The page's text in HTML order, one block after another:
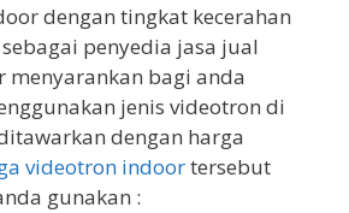
dengan tingkat kecerahan
penyedia jasa jual
menyarankan bagi anda
jenis videotron di
dengan harga
videotron indoortersebut
gunakan :